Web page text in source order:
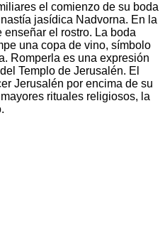
el comienzo de su boda
jasídica Nadvorna. En la
el rostro. La boda
una copa de vino, símbolo
Romperla es una expresión
Templo de Jerusalén. El
Jerusalén por encima de su
rituales religiosos, la